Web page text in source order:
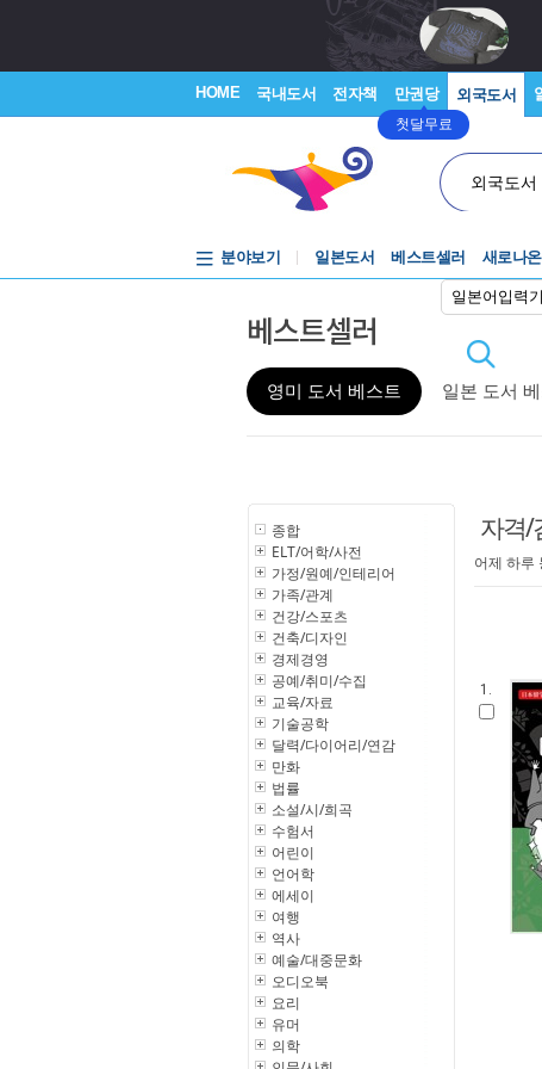
HOME 국내도서 전자책 만권당
첫달무료
외국도서
외국도서
일본어입력기
분야보기 일본도서 베스트셀러 새로나
베스트셀러
영미 도서 베스트 일본 도서
종합
ELT/어학/사전
가정/원예/인테리어
가족/관계
건강/스포츠
건축/디자인
경제경영
공예/취미/수집
교육/자료
기술공학
달력/다이어리/연감
만화
법률
소설/시/희곡
수험서
어린이
언어학
에세이
여행
역사
예술/대중문화
오디오북
요리
유머
의학
자격/
어제 하루
1.